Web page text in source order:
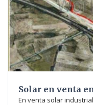
Solar en venta
En venta solar